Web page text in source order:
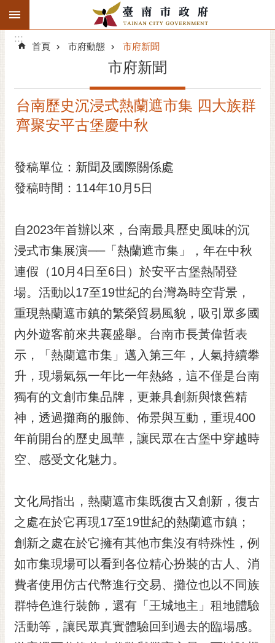
跳到主要內容區塊
搜
階
精彩府城
市府團隊
主題服務
市政資訊
市民互動
黃
偉
哲
螢
光
花
泉
桐
花
祭
網
導
覽
訂
閱
RSS
訂
閱
電
子
:::
:::
首頁 市府動態 市府新聞
市府新聞
台南歷史沉浸式熱蘭遮市集 四大族群
齊聚安平古堡慶中秋
發稿單位：新聞及國際關係處
發稿時間：114年10月5日
自2023年首辦以來，台南最具歷史風味的沉
浸式市集展演──「熱蘭遮市集」，年在中秋
連假（10月4日至6日）於安平古堡熱鬧登
場。活動以17至19世紀的台灣為時空背景，
重現熱蘭遮市鎮的繁榮貿易風貌，吸引眾多國
內外遊客前來共襄盛舉。台南市長黃偉哲表
示，「熱蘭遮市集」邁入第三年，人氣持續攀
升，現場氣氛一年比一年熱絡，這不僅是台南
獨有的文創市集品牌，更兼具創新與懷舊精
神，透過攤商的服飾、佈景與互動，重現400
年前開台的歷史風華，讓民眾在古堡中穿越時
空、感受文化魅力。
文化局指出，熱蘭遮市集既復古又創新，復古
之處在於它再現17至19世紀的熱蘭遮市鎮；
創新之處在於它擁有其他市集沒有特殊性，例
如市集現場可以看到各位精心扮裝的古人、消
費者使用仿古代幣進行交易、攤位也以不同族
群特色進行裝飾，還有「王城地主」租地體驗
活動等，讓民眾真實體驗回到過去的臨場感。